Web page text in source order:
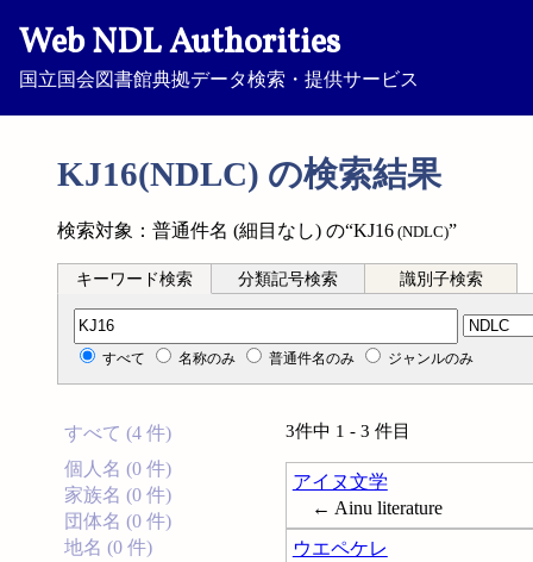
Web NDL Authorities
国立国会図書館典拠データ検索・提供サービス
KJ16(NDLC) の検索結果
検索対象：普通件名 (細目なし) の“KJ16 (NDLC)”
キーワード検索 分類記号検索 識別子検索
分類記号検索
すべて 名称のみ 普通件名のみ ジャンルのみ
すべて (4 件)
個人名 (0 件)
家族名 (0 件)
団体名 (0 件)
地名 (0 件)
3件中 1 - 3 件目
アイヌ文学
← Ainu literature
ウエペケレ